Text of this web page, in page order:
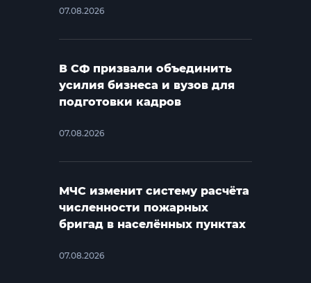
07.08.2026
В СФ призвали объединить
усилия бизнеса и вузов для
подготовки кадров
07.08.2026
МЧС изменит систему расчёта
численности пожарных
бригад в населённых пунктах
07.08.2026